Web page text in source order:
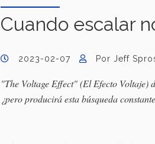
Cuando escalar
2023-02-07 Por Jeff
"The Voltage Effect" (El Efecto Voltaje)
¿pero producirá esta búsqueda